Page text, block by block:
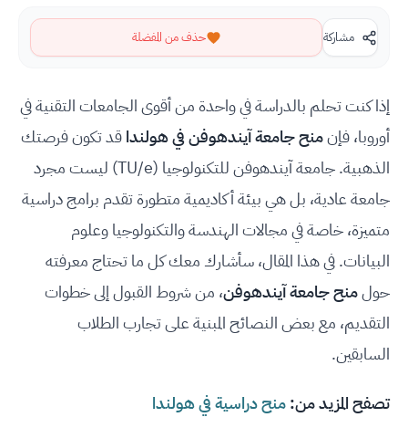
مشاركة حذف من المفضلة
إذا كنت تحلم بالدراسة في واحدة من أقوى الجامعات التقنية في
أوروبا، فإنمنحجامعة آيندهوفنفي هولنداقد تكون فرصتك
الذهبية. جامعة آيندهوفن للتكنولوجيا (TU/e) ليست مجرد
جامعة عادية، بل هي بيئة أكاديمية متطورة تقدم برامج دراسية
متميزة، خاصة في مجالات الهندسة والتكنولوجيا وعلوم
البيانات. في هذا المقال، سأشارك معك كل ما تحتاج معرفته
حولمنح جامعة آيندهوفن، من شروط القبول إلى خطوات
التقديم، مع بعض النصائح المبنية على تجارب الطلاب
السابقين.
تصفح المزيد من:منح دراسية في هولندا